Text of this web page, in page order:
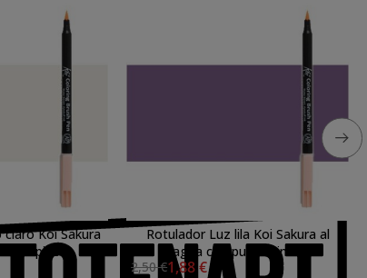
Koi Sakura
pincel
Rotulador Luz lila Koi Sakura al
agua con punta pincel
2,50 €1,88 €